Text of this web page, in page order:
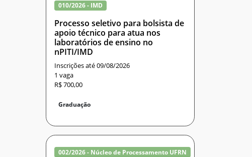
010/2026 - IMD
Processo seletivo para bolsista de
apoio técnico para atua nos
laboratórios de ensino no
nPITI/IMD
Inscrições até 09/08/2026
1 vaga
R$ 700,00
Graduação
002/2026 - Núcleo de Processamento UFRN